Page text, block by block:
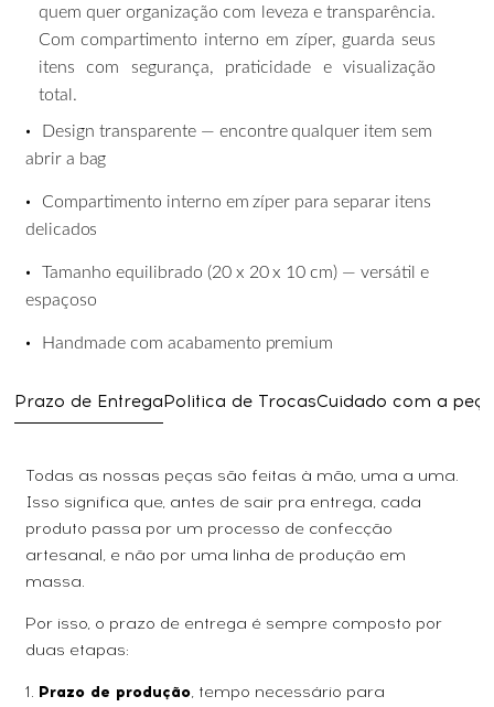
quem quer organização com leveza e transparência.
Com compartimento interno em zíper, guarda seus
itens
com
segurança, praticidade e visualização
total.
• Design transparente — encontre qualquer item sem
abrir a bag
• Compartimento interno em zíper para separar itens
delicados
• Tamanho equilibrado (20 x 20 x 10 cm) — versátil e
espaçoso
• Handmade com acabamento premium
Prazo de EntregaPolitica de TrocasCuidado com a
Todas as nossas peças são feitas à mão, uma a uma.
Isso significa que, antes de sair pra entrega, cada
produto passa por um processo de confecção
artesanal, e não por uma linha de produção em
massa.
Por isso, o prazo de entrega é sempre composto por
duas etapas:
1. Prazo de produção, tempo necessário para